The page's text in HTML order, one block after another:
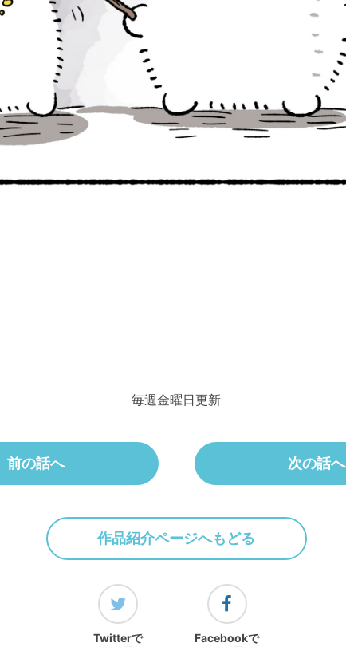
毎週金曜日更新
前の話へ 次の話へ
作品紹介ページへもどる
Twitterで
Facebookで